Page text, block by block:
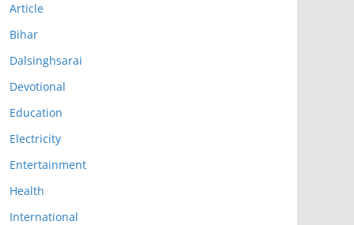
Article
Bihar
Dalsinghsarai
Devotional
Education
Electricity
Entertainment
Health
International